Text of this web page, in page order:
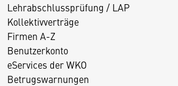
Lehrabschlussprüfung / LAP
Kollektivverträge
Firmen A-Z
Benutzerkonto
eServices der WKO
Betrugswarnungen